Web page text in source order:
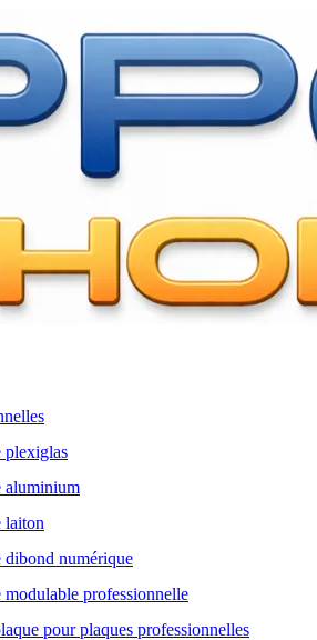
plexiglas
aluminium
laiton
dibond numérique
modulable professionnelle
pour plaques professionnelles